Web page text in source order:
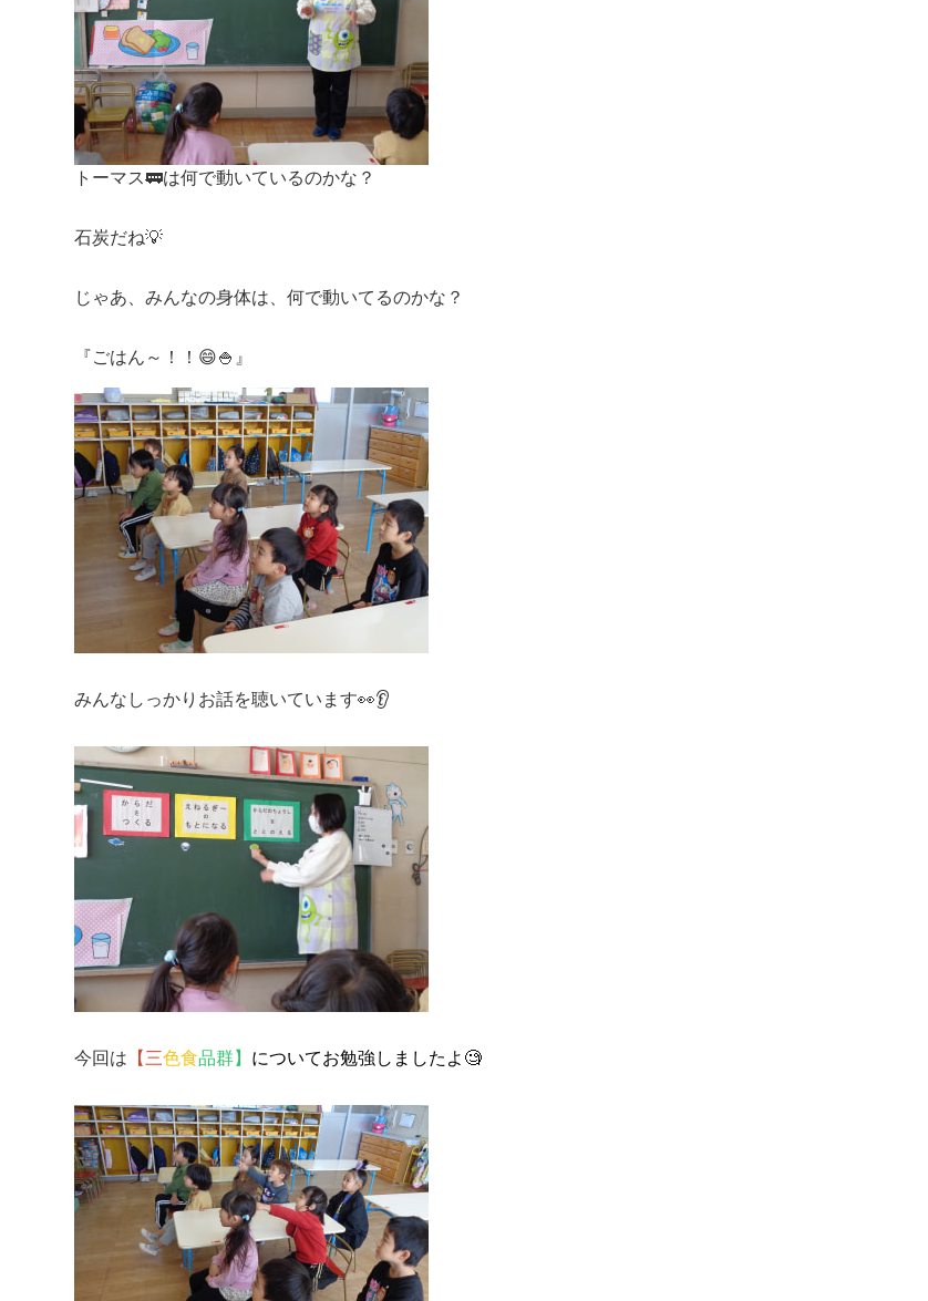
トーマス🚃は何で動いているのかな？
石炭だね💡
じゃあ、みんなの身体は、何で動いてるのかな？
『ごはん～！！😄🍚』
みんなしっかりお話を聴いています👀👂
今回は 【三色食品群】 についてお勉強しましたよ🧐